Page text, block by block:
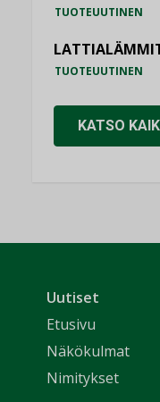
TUOTEUUTINEN
TUOTEUUTINEN
KATSO
Uutiset
Etusivu
Näkökulmat
Nimitykset